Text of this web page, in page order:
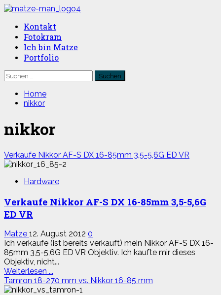
Skip
content
Primary
Menu
Kontakt
Fotokram
Ich bin Matze
Portfolio
Suchen
nach:
Home
nikkor
nikkor
Verkaufe Nikkor AF-S DX 16-85mm 3,5-5,6G ED VR
Hardware
Verkaufe Nikkor AF-S DX 16-85mm 3,5-5,6G
ED VR
Matze 12. August 2012 0
Ich verkaufe (ist bereits verkauft) mein Nikkor AF-S DX 16-
85mm 3,5-5,6G ED VR Objektiv. Ich kaufte mir dieses
Objektiv, nicht...
Weiterlesen ...
more
about
Tamron 18-270 mm vs. Nikkor 16-85 mm